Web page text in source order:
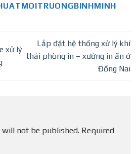
xử lý
Lắp đặt hệ thống xử lý khí
thải phòng in – xưởng in ấn ở
Đồng Nai
will not be published. Required